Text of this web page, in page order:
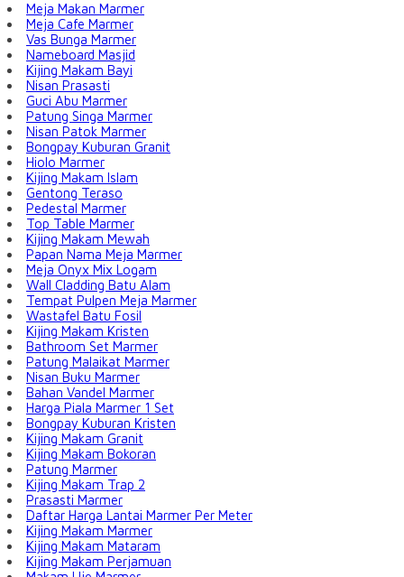
Meja Makan Marmer
Meja Cafe Marmer
Vas Bunga Marmer
Nameboard Masjid
Kijing Makam Bayi
Nisan Prasasti
Guci Abu Marmer
Patung Singa Marmer
Nisan Patok Marmer
Bongpay Kuburan Granit
Hiolo Marmer
Kijing Makam Islam
Gentong Teraso
Pedestal Marmer
Top Table Marmer
Kijing Makam Mewah
Papan Nama Meja Marmer
Meja Onyx Mix Logam
Wall Cladding Batu Alam
Tempat Pulpen Meja Marmer
Wastafel Batu Fosil
Kijing Makam Kristen
Bathroom Set Marmer
Patung Malaikat Marmer
Nisan Buku Marmer
Bahan Vandel Marmer
Harga Piala Marmer 1 Set
Bongpay Kuburan Kristen
Kijing Makam Granit
Kijing Makam Bokoran
Patung Marmer
Kijing Makam Trap 2
Prasasti Marmer
Daftar Harga Lantai Marmer Per Meter
Kijing Makam Marmer
Kijing Makam Mataram
Kijing Makam Perjamuan